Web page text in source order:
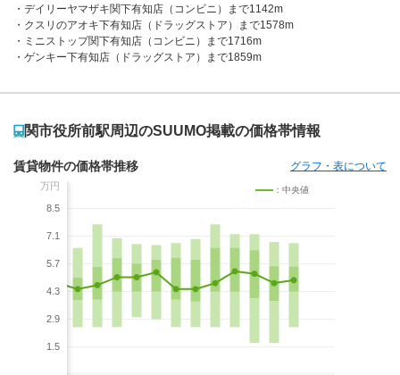
デイリーヤマザキ関下有知店（コンビニ）まで1142m
クスリのアオキ下有知店（ドラッグストア）まで1578m
ミニストップ関下有知店（コンビニ）まで1716m
ゲンキー下有知店（ドラッグストア）まで1859m
関市役所前駅周辺のSUUMO掲載の価格帯情報
賃貸物件の価格帯推移 グラフ・表について
万円
8.5
7.1
5.7
4.3
2.9
1.5
：中央値